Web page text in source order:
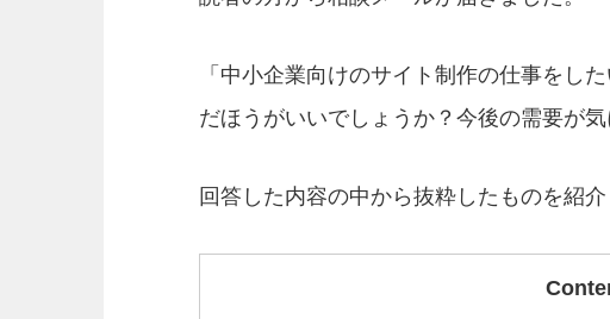
「中小企業向けのサイト制作の仕事をし
だほうがいいでしょうか？今後の需要が気
回答した内容の中から抜粋したものを紹介